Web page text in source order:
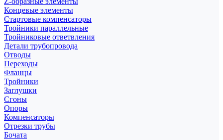
Концевые элементы
Стартовые компенсаторы
Тройники параллельные
Тройниковые ответвления
Детали трубопровода
Отводы
Переходы
Фланцы
Тройники
Заглушки
Сгоны
Опоры
Компенсаторы
Отрезки трубы
Бочата